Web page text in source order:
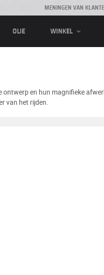
MENINGEN VAN
OLIE WINKEL
ontwerp en hun magnifieke
van het rijden.